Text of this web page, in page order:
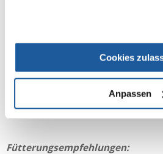
Cookies
Anpassen
Feuchtigkeit: 82%, Eiweiß: 14%, Fett: 0,5%,
Fütterungsempfehlungen: